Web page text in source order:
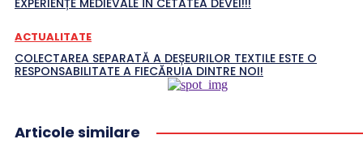
ACTUALITATE
COLECTAREA SEPARATĂ A DEȘEURILOR TEXTILE ESTE O
RESPONSABILITATE A FIECĂRUIA DINTRE NOI!
Articole similare